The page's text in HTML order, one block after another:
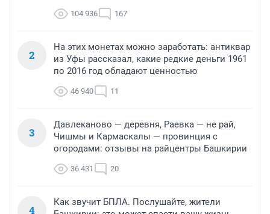
104 936 167
2
На этих монетах можно заработать: антиквар
из Уфы рассказал, какие редкие деньги 1961
по 2016 год обладают ценностью
46 940 11
3
Давлеканово — деревня, Раевка — не рай,
Чишмы и Кармаскалы — провинция с
огородами: отзывы на райцентры Башкирии
36 431 20
4
Как звучит БПЛА. Послушайте, жители